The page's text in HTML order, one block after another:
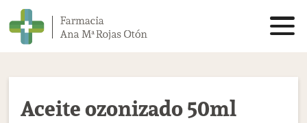
Aceite ozonizado 50ml